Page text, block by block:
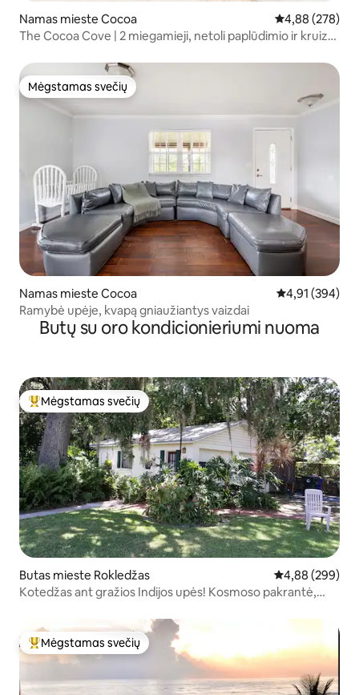
Namas mieste Cocoa Vidutinis
4,88 (278)
The Cocoa Cove | 2 miegamieji, netoli paplūdimio ir kruizų
Mėgstamas svečių
Mėgstamas svečių
Namas mieste Cocoa Vidutinis
4,91 (394)
Ramybė upėje, kvapą gniaužiantys vaizdai
Butų su oro kondicionieriumi nuoma
Svečių mėgstamiausias
Mėgstamas svečių
Butas mieste Rokledžas Vidutinis
4,88 (299)
Kotedžas ant gražios Indijos upės! Kosmoso pakrantė,
Svečių mėgstamiausias
Mėgstamas svečių